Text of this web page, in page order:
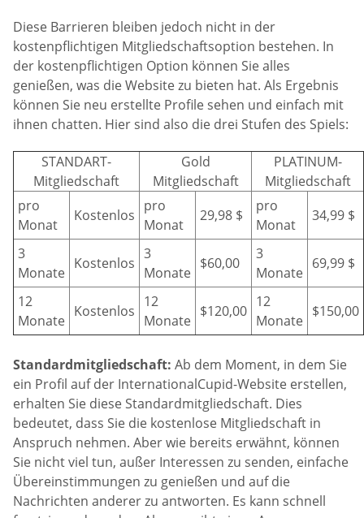
Diese Barrieren bleiben jedoch nicht in der
kostenpflichtigen Mitgliedschaftsoption bestehen. In
der kostenpflichtigen Option können Sie alles
genießen, was die Website zu bieten hat. Als Ergebnis
können Sie neu erstellte Profile sehen und einfach mit
ihnen chatten. Hier sind also die drei Stufen des Spiels:
STANDART-
Mitgliedschaft
Gold
Mitgliedschaft
PLATINUM-
Mitgliedschaft
pro
Monat
Kostenlos
pro
Monat
29,98 $
pro
Monat
34,99 $
3
Monate
Kostenlos
3
Monate
$60,00
3
Monate
69,99 $
12
Monate
Kostenlos
12
Monate
$120,00
12
Monate
$150,00
Standardmitgliedschaft: Ab dem Moment, in dem Sie
ein Profil auf der InternationalCupid-Website erstellen,
erhalten Sie diese Standardmitgliedschaft. Dies
bedeutet, dass Sie die kostenlose Mitgliedschaft in
Anspruch nehmen. Aber wie bereits erwähnt, können
Sie nicht viel tun, außer Interessen zu senden, einfache
Übereinstimmungen zu genießen und auf die
Nachrichten anderer zu antworten. Es kann schnell